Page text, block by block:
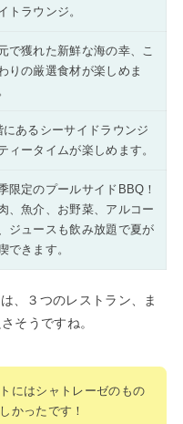
トラウンジ。
で獲れた新鮮な海の幸、こ
りの厳選食材が楽しめま
にあるシーサイドラウンジ
ィータイムが楽しめます。
限定のプールサイドBBQ！
、魚介、お野菜、アルコー
ジュースも飲み放題で夏が
できます。
、３つのレストラン、ま
そうですね。
にはシャトレーゼのもの
かったです！